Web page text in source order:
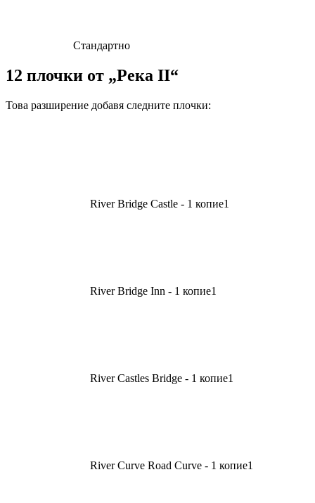
Стандартно
12 плочки от „Река II“
Това разширение добавя следните плочки:
River Bridge Castle - 1 копие1
River Bridge Inn - 1 копие1
River Castles Bridge - 1 копие1
River Curve Road Curve - 1 копие1